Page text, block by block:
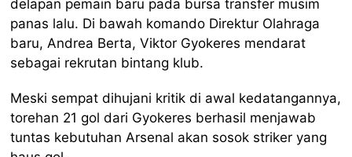
delapan pemain baru pada bursa transfer musim
panas lalu. Di bawah komando Direktur Olahraga
baru, Andrea Berta, Viktor Gyokeres mendarat
sebagai rekrutan bintang klub.
Meski sempat dihujani kritik di awal kedatangannya,
torehan 21 gol dari Gyokeres berhasil menjawab
tuntas kebutuhan Arsenal akan sosok striker yang